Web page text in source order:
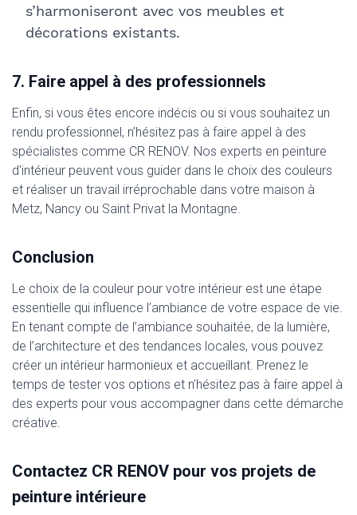
s’harmoniseront avec vos meubles et
décorations existants.
7. Faire appel à des professionnels
Enfin, si vous êtes encore indécis ou si vous souhaitez un
rendu professionnel, n’hésitez pas à faire appel à des
spécialistes comme CR RENOV. Nos experts en peinture
d'intérieur peuvent vous guider dans le choix des couleurs
et réaliser un travail irréprochable dans votre maison à
Metz, Nancy ou Saint Privat la Montagne.
Conclusion
Le choix de la couleur pour votre intérieur est une étape
essentielle qui influence l’ambiance de votre espace de vie.
En tenant compte de l’ambiance souhaitée, de la lumière,
de l’architecture et des tendances locales, vous pouvez
créer un intérieur harmonieux et accueillant. Prenez le
temps de tester vos options et n’hésitez pas à faire appel à
des experts pour vous accompagner dans cette démarche
créative.
Contactez CR RENOV pour vos projets de
peinture intérieure